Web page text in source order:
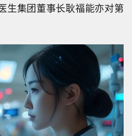
生集团董事长耿福能亦对第